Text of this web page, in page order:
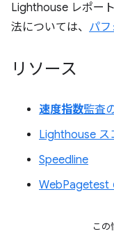
Lighthouse レポー
法については、 パ
リソース
速度指数監査
Lighthouse ス
Speedline
WebPagetest
この